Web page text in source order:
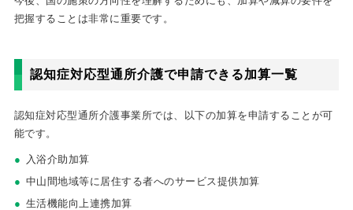
把握することは非常に重要です。
認知症対応型通所介護で申請できる加算一覧
認知症対応型通所介護事業所では、以下の加算を申請することが可
能です。
入浴介助加算
中山間地域等に居住する者へのサービス提供加算
生活機能向上連携加算